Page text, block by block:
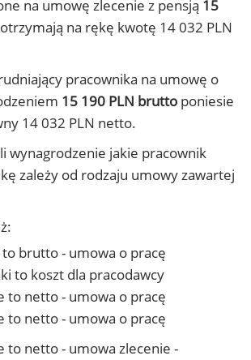
na umowę zlecenie z pensją 15
otrzymają na rękę kwotę 14 032 PLN
pracownika na umowę o
15 190 PLN brutto poniesie
14 032 PLN netto.
wynagrodzenie jakie pracownik
zależy od rodzaju umowy zawartej
brutto - umowa o pracę
to koszt dla pracodawcy
to netto - umowa o pracę
to netto - umowa o pracę
to netto - umowa zlecenie -